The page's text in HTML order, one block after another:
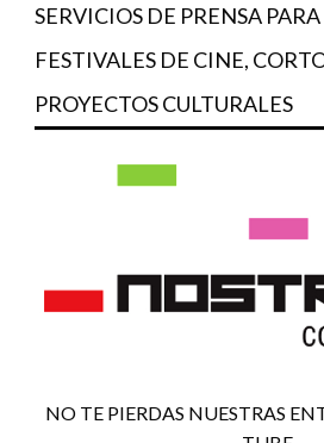
SERVICIOS DE PRENSA
FESTIVALES DE CINE,
PROYECTOS CULTURALES
NO TE PIERDAS NUESTRAS